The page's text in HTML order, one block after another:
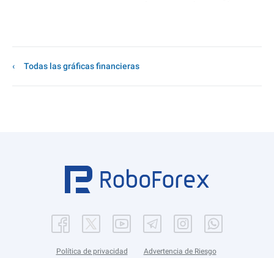
Todas las gráficas financieras
Política de privacidad Advertencia de Riesgo